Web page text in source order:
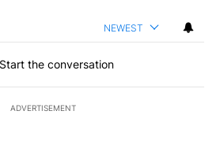
NEWEST
Start the conversation
ADVERTISEMENT